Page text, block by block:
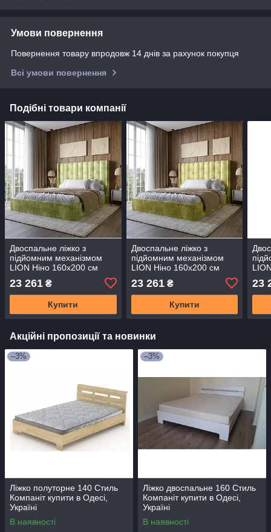
Умови повернення
Повернення товару впродовж 14 днів за рахунок покупця
Всі умови повернення
Подібні товари компанії
Двоспальне ліжко з
підйомним механізмом
LION Ніно 160x200 см
(LION-045056)
23 261 ₴
Купити
Двоспальне ліжко з
підйомним механізмом
LION Ніно 160x200 см
SILK 202 Авокадо (LION-
045057)
23 261₴
Купити
23
Акційні пропозиції та новинки
–3%
Ліжко полуторне 140 Стиль
Компаніт купити в Одесі,
Україні
В наявності
–3%
Ліжко двоспальне 160 Стиль
Компаніт купити в Одесі,
Україні
В наявності